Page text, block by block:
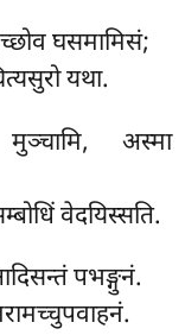
घसमामिसं;
यथा.
अस्मा
वेदयिस्सति.
पभङ्गुनं.